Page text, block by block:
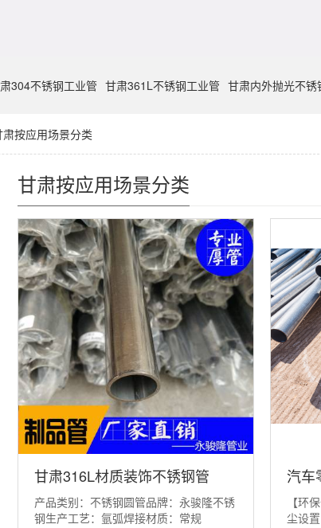
304不锈钢工业管 甘肃361L不锈钢工业管 甘肃内外抛光不锈
肃按应用场景分类
甘肃按应用场景分类
甘肃316L材质装饰不锈钢管
产品类别：不锈钢圆管品牌：永骏隆不锈
钢生产工艺：氩弧焊接材质：常规
汽车
【环
尘设